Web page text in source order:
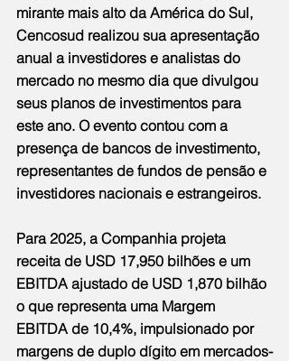
mirante mais alto da América do Sul,
Cencosud realizou sua apresentação
anual a investidores e analistas do
mercado no mesmo dia que divulgou
seus planos de investimentos para
este ano. O evento contou com a
presença de bancos de investimento,
representantes de fundos de pensão e
investidores nacionais e estrangeiros.
Para 2025, a Companhia projeta
receita de USD 17,950 bilhões e um
EBITDA ajustado de USD 1,870 bilhão
o que representa uma Margem
EBITDA de 10,4%, impulsionado por
margens de duplo dígito em mercados-